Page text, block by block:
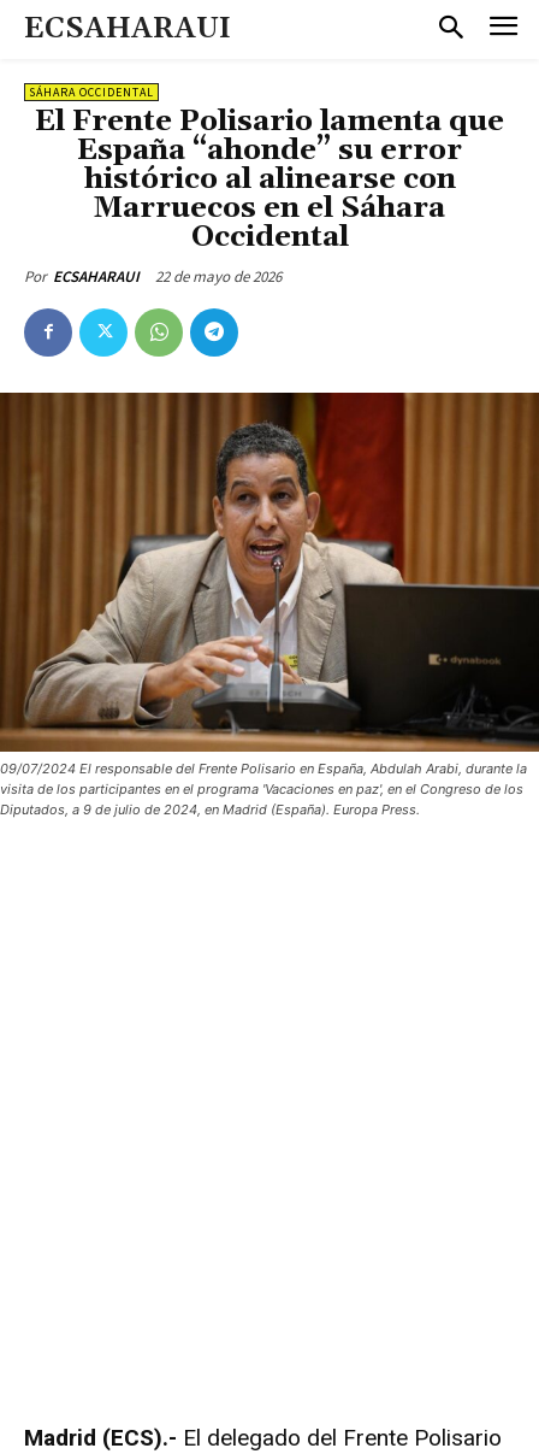
ECSAHARAUI
SÁHARA OCCIDENTAL
El Frente Polisario lamenta que
España “ahonde” su error
histórico al alinearse con
Marruecos en el Sáhara
Occidental
Por ECSAHARAUI 22 de mayo de 2026
09/07/2024 El responsable del Frente Polisario en España, Abdulah Arabi, durante la
visita de los participantes en el programa 'Vacaciones en paz', en el Congreso de los
Diputados, a 9 de julio de 2024, en Madrid (España). Europa Press.
Madrid (ECS).- El delegado del Frente Polisario